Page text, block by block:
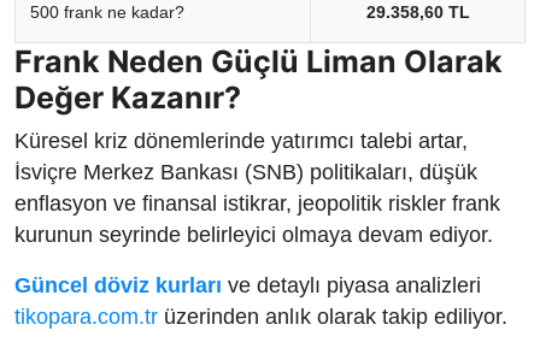
500 frank ne kadar? 29.358,60 TL
Frank Neden Güçlü Liman Olarak
Değer Kazanır?
Küresel kriz dönemlerinde yatırımcı talebi artar,
İsviçre Merkez Bankası (SNB) politikaları, düşük
enflasyon ve finansal istikrar, jeopolitik riskler frank
kurunun seyrinde belirleyici olmaya devam ediyor.
Güncel döviz kurları ve detaylı piyasa analizleri
tikopara.com.tr üzerinden anlık olarak takip ediliyor.